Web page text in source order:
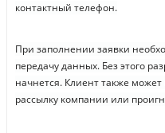
контактный телефон.
При заполнении заявки
передачу данных. Без этого
начнется. Клиент также
рассылку компании или